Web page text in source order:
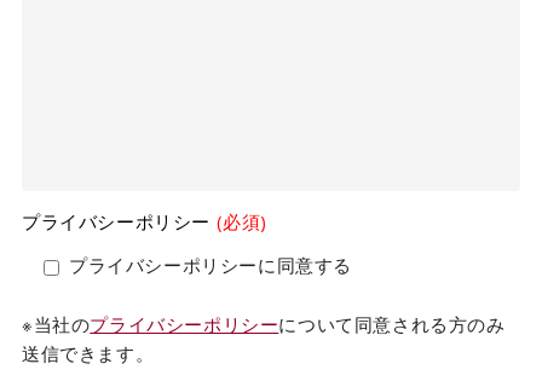
プライバシーポリシー (必須)
プライバシーポリシーに同意する
※当社のプライバシーポリシーについて同意される方のみ
送信できます。